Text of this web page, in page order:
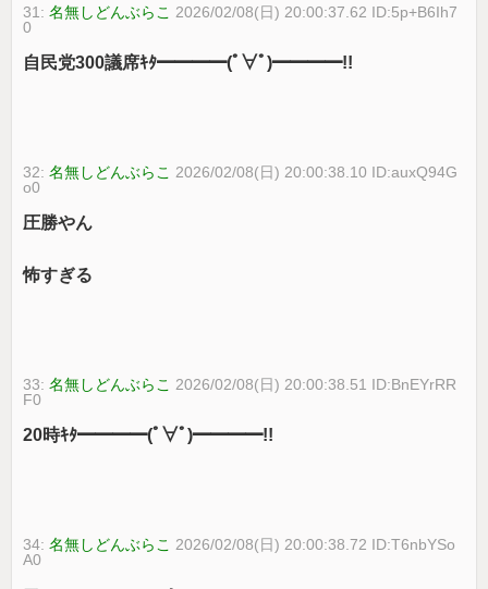
31:名無しどんぶらこ 2026/02/08(日) 20:00:37.62 ID:5p+B6Ih7
0
自民党300議席ｷﾀ━━━━(ﾟ∀ﾟ)━━━━!!
32:名無しどんぶらこ 2026/02/08(日) 20:00:38.10 ID:auxQ94G
o0
圧勝やん
怖すぎる
33:名無しどんぶらこ 2026/02/08(日) 20:00:38.51 ID:BnEYrRR
F0
20時ｷﾀ━━━━(ﾟ∀ﾟ)━━━━!!
34:名無しどんぶらこ 2026/02/08(日) 20:00:38.72 ID:T6nbYSo
A0